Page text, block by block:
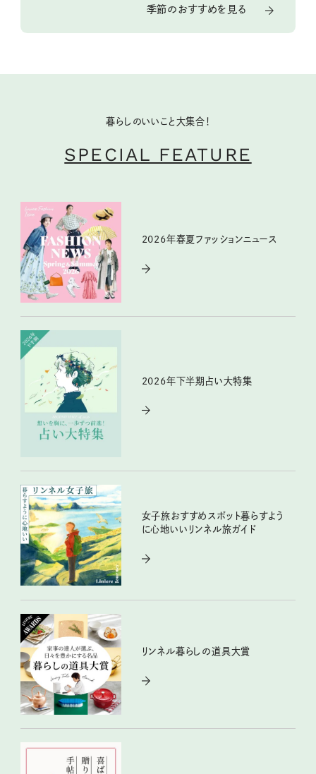
季節のおすすめを見る
暮らしのいいこと大集合！
SPECIAL FEATURE
2026年春夏ファッションニュース
2026年下半期占い大特集
女子旅おすすめスポット暮らすよう
に心地いいリンネル旅ガイド
リンネル暮らしの道具大賞